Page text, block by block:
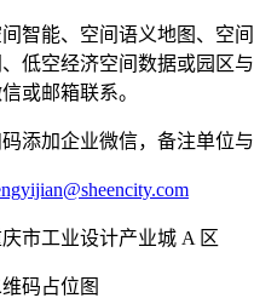
智能、空间语义地图、空
低空经济空间数据或园区
或邮箱联系。
添加企业微信，备注单位
市工业设计产业城 A 区